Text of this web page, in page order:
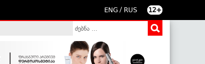
ENG / RUS 12+